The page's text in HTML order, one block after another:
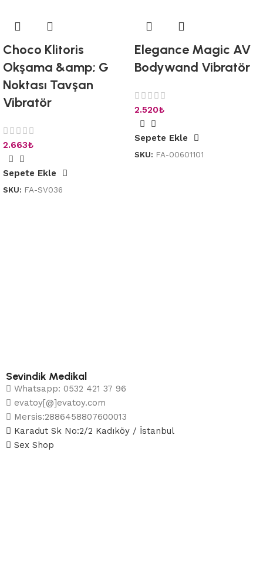
Choco Klitoris
Okşama &amp; G
Noktası Tavşan
Vibratör
2.663₺
Sepete Ekle
SKU: FA-SV036
Elegance Magic AV
Bodywand Vibratör
2.520₺
Sepete Ekle
SKU: FA-00601101
Sevindik Medikal
Whatsapp: 0532 421 37 96
evatoy[@]evatoy.com
Mersis:2886458807600013
Karadut Sk No:2/2 Kadıköy / İstanbul
Sex Shop